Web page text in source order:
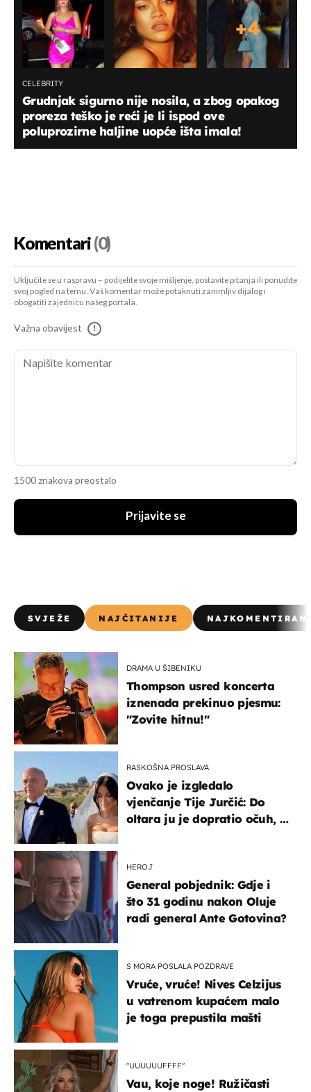
+4
CELEBRITY
Grudnjak sigurno nije nosila, a zbog opakog
proreza teško je reći je li ispod ove
poluprozirne haljine uopće išta imala!
Komentari(0)
Uključite se u raspravu – podijelite svoje mišljenje, postavite pitanja ili ponudite
svoj pogled na temu. Vaš komentar može potaknuti zanimljiv dijalog i
obogatiti zajednicu našeg portala.
Važna obavijest !
1500 znakova preostalo
Prijavite se
SVJEŽE NAJČITANIJE
DRAMA U ŠIBENIKU
Thompson usred koncerta
iznenada prekinuo pjesmu:
"Zovite hitnu!"
RASKOŠNA PROSLAVA
Ovako je izgledalo
vjenčanje Tije Jurčić: Do
oltara ju je dopratio očuh, a
HEROJ
General pobjednik: Gdje i
što 31 godinu nakon Oluje
radi general Ante Gotovina?
S MORA POSLALA POZDRAVE
Vruće, vruće! Nives Celzijus
u vatrenom kupaćem malo
je toga prepustila mašti
"UUUUUUFFFF"
Vau, koje noge! Ružičasti